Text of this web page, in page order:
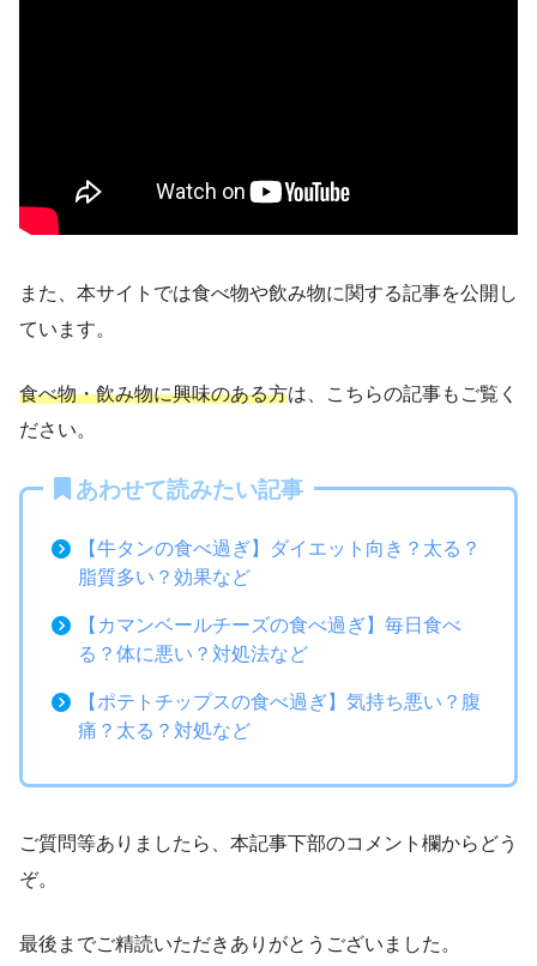
また、本サイトでは食べ物や飲み物に関する記事を公開し
ています。
食べ物・飲み物に興味のある方は、こちらの記事もご覧く
ださい。
あわせて読みたい記事
【牛タンの食べ過ぎ】ダイエット向き？太る？
脂質多い？効果など
【カマンベールチーズの食べ過ぎ】毎日食べ
る？体に悪い？対処法など
【ポテトチップスの食べ過ぎ】気持ち悪い？腹
痛？太る？対処など
ご質問等ありましたら、本記事下部のコメント欄からどう
ぞ。
最後までご精読いただきありがとうございました。